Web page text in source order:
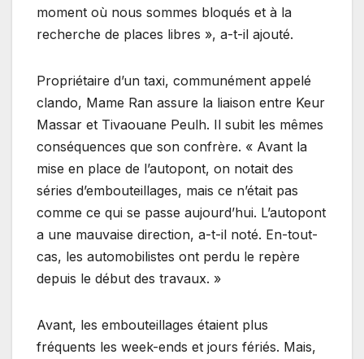
moment où nous sommes bloqués et à la
recherche de places libres », a-t-il ajouté.
Propriétaire d’un taxi, communément appelé
clando, Mame Ran assure la liaison entre Keur
Massar et Tivaouane Peulh. Il subit les mêmes
conséquences que son confrère. « Avant la
mise en place de l’autopont, on notait des
séries d’embouteillages, mais ce n’était pas
comme ce qui se passe aujourd’hui. L’autopont
a une mauvaise direction, a-t-il noté. En-tout-
cas, les automobilistes ont perdu le repère
depuis le début des travaux. »
Avant, les embouteillages étaient plus
fréquents les week-ends et jours fériés. Mais,